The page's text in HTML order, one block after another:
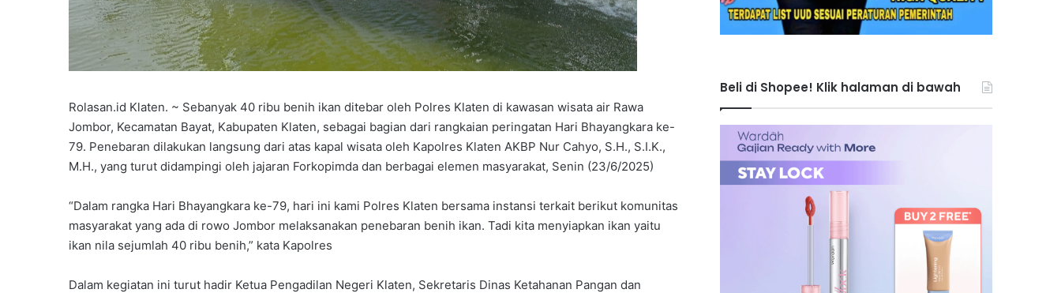
Rolasan.id Klaten. ~ Sebanyak 40 ribu benih ikan ditebar oleh Polres Klaten di kawasan wisata air Rawa
Jombor, Kecamatan Bayat, Kabupaten Klaten, sebagai bagian dari rangkaian peringatan Hari Bhayangkara ke-
79. Penebaran dilakukan langsung dari atas kapal wisata oleh Kapolres Klaten AKBP Nur Cahyo, S.H., S.I.K.,
M.H., yang turut didampingi oleh jajaran Forkopimda dan berbagai elemen masyarakat, Senin (23/6/2025)
“Dalam rangka Hari Bhayangkara ke-79, hari ini kami Polres Klaten bersama instansi terkait berikut komunitas
masyarakat yang ada di rowo Jombor melaksanakan penebaran benih ikan. Tadi kita menyiapkan ikan yaitu
ikan nila sejumlah 40 ribu benih,” kata Kapolres
Dalam kegiatan ini turut hadir Ketua Pengadilan Negeri Klaten, Sekretaris Dinas Ketahanan Pangan dan
Beli di Shopee! Klik halaman di bawah